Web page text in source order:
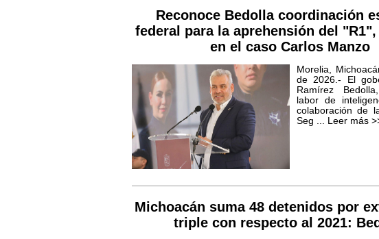
Reconoce Bedolla coordinación
federal para la aprehensión del
en el caso Carlos Manzo
Morelia,
de 2026.- El
Ramírez
labor de
colaboración de
Seg ...
Leer más
Michoacán suma 48 detenidos por
triple con respecto al 2021: